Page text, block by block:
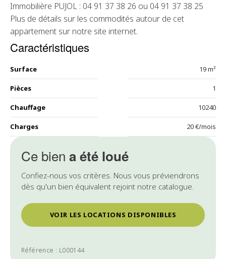
Ce bien a été loué
Confiez-nous vos critères. Nous vous préviendrons
dès qu'un bien équivalent rejoint notre catalogue.
VOIR LES LOCATIONS DISPONIBLES
Référence : L000144
Immobilière PUJOL : 04 91 37 38 26 ou 04 91 37 38 25
Plus de détails sur les commodités autour de cet
appartement sur notre site internet.
Caractéristiques
Surface 19 m²
Pièces 1
Chauffage 10240
Charges 20 €/mois